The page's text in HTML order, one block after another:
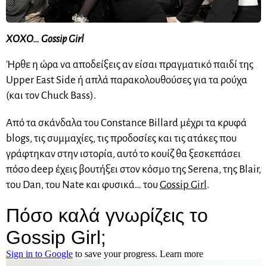
XOXO… Gossip Girl
Ήρθε η ώρα να αποδείξεις αν είσαι πραγματικό παιδί της
Upper East Side ή απλά παρακολουθούσες για τα ρούχα
(και τον Chuck Bass).
Από τα σκάνδαλα του Constance Billard μέχρι τα κρυφά
blogs, τις συμμαχίες, τις προδοσίες και τις ατάκες που
γράφτηκαν στην ιστορία, αυτό το κουίζ θα ξεσκεπάσει
πόσο deep έχεις βουτήξει στον κόσμο της Serena, της Blair,
του Dan, του Nate και φυσικά… τουGossip Girl .